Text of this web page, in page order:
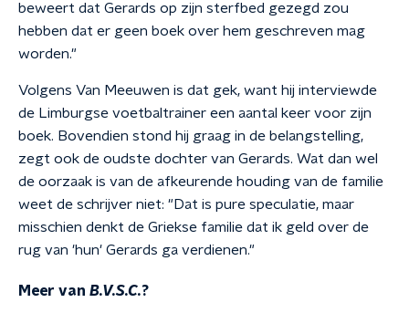
beweert dat Gerards op zijn sterfbed gezegd zou
hebben dat er geen boek over hem geschreven mag
worden."
Volgens Van Meeuwen is dat gek, want hij interviewde
de Limburgse voetbaltrainer een aantal keer voor zijn
boek. Bovendien stond hij graag in de belangstelling,
zegt ook de oudste dochter van Gerards. Wat dan wel
de oorzaak is van de afkeurende houding van de familie
weet de schrijver niet: "Dat is pure speculatie, maar
misschien denkt de Griekse familie dat ik geld over de
rug van 'hun' Gerards ga verdienen."
Meer van B.V.S.C.?